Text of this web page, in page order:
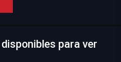
para ver